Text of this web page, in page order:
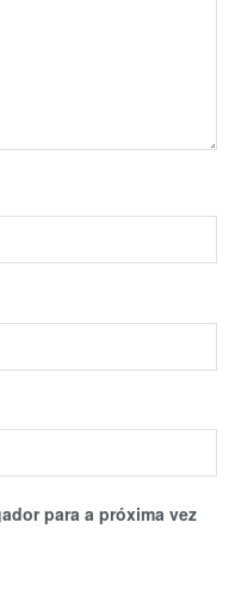
para a próxima vez